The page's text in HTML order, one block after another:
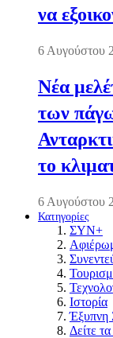
να
6 Αυγούστου
Νέα
των
το
6 Αυγούστου
Κατηγορίες
ΣΥΝ+
Ιστορία
Έξυπνη
Δείτε